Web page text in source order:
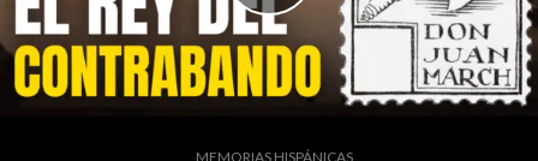
MEMORIAS HISPÁNICAS